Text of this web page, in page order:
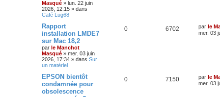
Masqué » lun. 22 juin
2026, 12:15 » dans
Café Lug68
Rapport
installation LMDE7
sur Mac 18,2
par le Manchot
Masqué » mer. 03 juin
2026, 17:34 » dans Sur
un matériel
0 6702 par le
mer. 03
EPSON bientôt
condamnée pour
obsolescence
0 7150 par le
mer. 03